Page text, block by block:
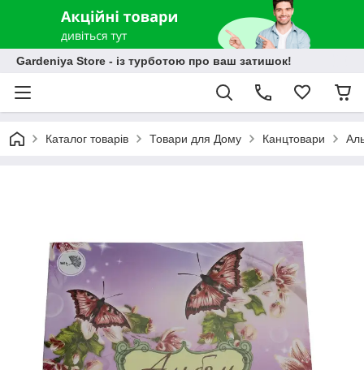
Gardeniya Store - із турботою про ваш затишок!
Каталог товарів Товари для Дому Канцтовари